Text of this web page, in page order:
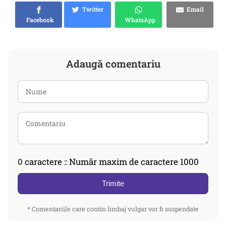
Facebook
Twitter
WhatsApp
Email
Adaugă comentariu
0 caractere :: Număr maxim de caractere 1000
Trimite
* Comentariile care contin limbaj vulgar vor fi suspendate